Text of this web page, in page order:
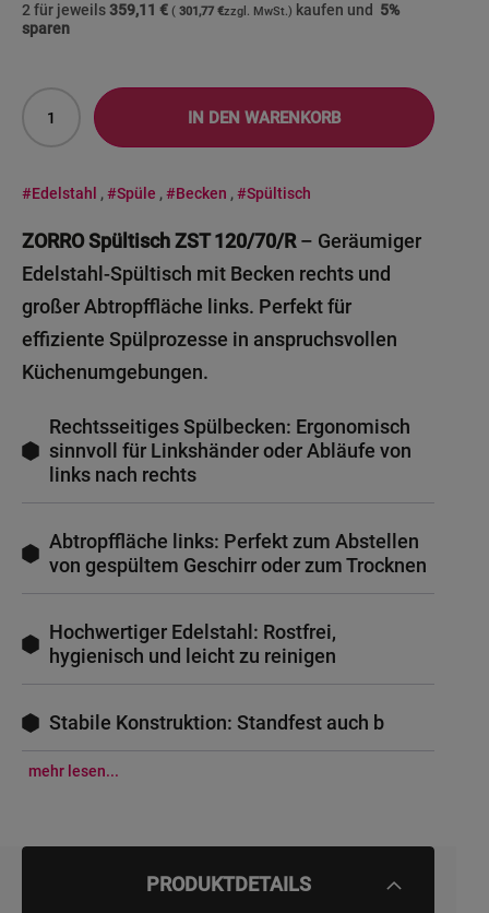
2 für jeweils359,11 € 301,77 € kaufen und 5%
sparen
IN DEN WARENKORB
#Edelstahl ,#Spüle ,#Becken ,#Spültisch
ZORRO Spültisch ZST 120/70/R– Geräumiger
Edelstahl-Spültisch mit Becken rechts und
großer Abtropffläche links. Perfekt für
effiziente Spülprozesse in anspruchsvollen
Küchenumgebungen.
Rechtsseitiges Spülbecken: Ergonomisch
sinnvoll für Linkshänder oder Abläufe von
links nach rechts
Abtropffläche links: Perfekt zum Abstellen
von gespültem Geschirr oder zum Trocknen
Hochwertiger Edelstahl: Rostfrei,
hygienisch und leicht zu reinigen
Stabile Konstruktion: Standfest auch b
mehr lesen...
PRODUKTDETAILS